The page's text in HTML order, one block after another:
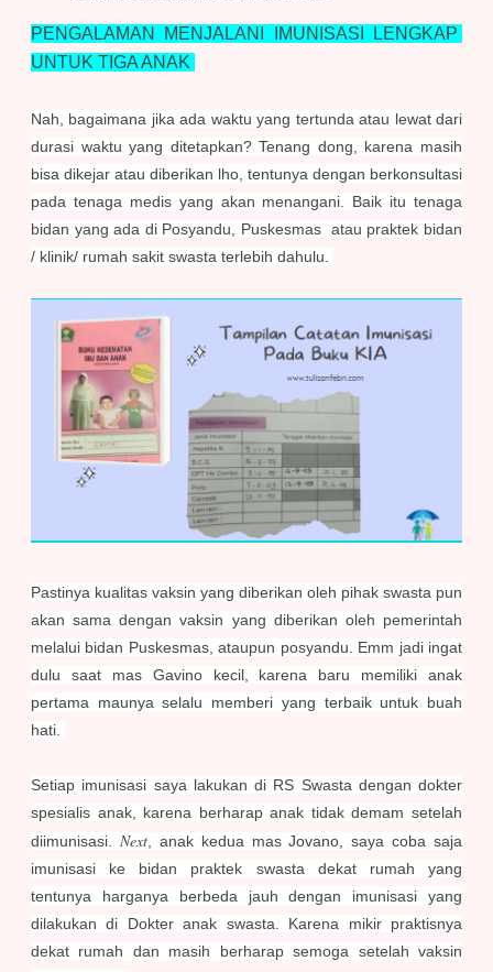
PENGALAMAN MENJALANI IMUNISASI LENGKAP
UNTUK TIGA ANAK
Nah, bagaimana jika ada waktu yang tertunda atau lewat dari
durasi waktu yang ditetapkan? Tenang dong, karena masih
bisa dikejar atau diberikan lho, tentunya dengan berkonsultasi
pada tenaga medis yang akan menangani. Baik itu tenaga
bidan yang ada di Posyandu, Puskesmas atau praktek bidan
/ klinik/ rumah sakit swasta terlebih dahulu.
Pastinya kualitas vaksin yang diberikan oleh pihak swasta pun
akan sama dengan vaksin yang diberikan oleh pemerintah
melalui bidan Puskesmas, ataupun posyandu. Emm jadi ingat
dulu saat mas Gavino kecil, karena baru memiliki anak
pertama maunya selalu memberi yang terbaik untuk buah
hati.
Setiap imunisasi saya lakukan di RS Swasta dengan dokter
spesialis anak, karena berharap anak tidak demam setelah
diimunisasi. Next, anak kedua mas Jovano, saya coba saja
imunisasi ke bidan praktek swasta dekat rumah yang
tentunya harganya berbeda jauh dengan imunisasi yang
dilakukan di Dokter anak swasta. Karena mikir praktisnya
dekat rumah dan masih berharap semoga setelah vaksin